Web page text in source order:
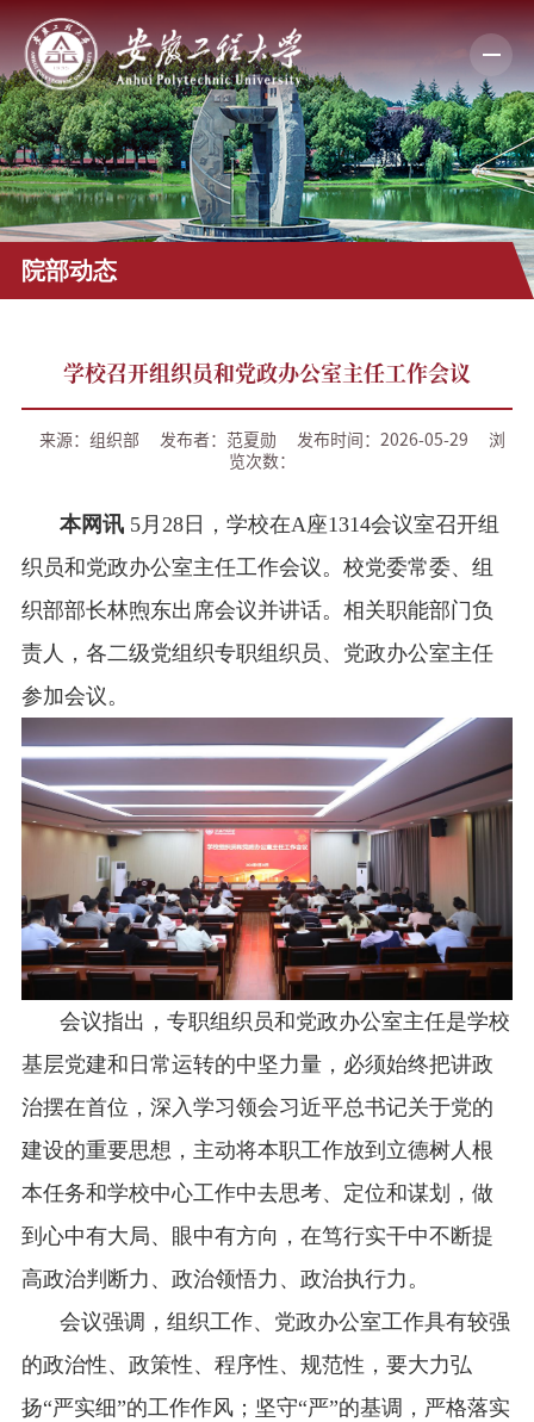
院部动态
学校召开组织员和党政办公室主任工作会议
来源：组织部 发布者：范夏勋 发布时间：2026-05-29
浏
览次数：
本网讯 5月 28日，学校在A座1314会议室召开组
织员和党政办公室主任工作会议。校党委常委、组
织部部长林煦东出席会议并讲话。相关职能部门负
责人，各二级党组织专职组织 员、党政办公室主任
参加会议。
会议指出， 专职组织员和党政办公室主任是学校
基层党建和日常运转的中坚力量，必须始终把讲政
治摆在首位，深入学习领会习近平总书记关于党的
建设的重要思想， 主动将本职工作放到立德树人根
本任务和学校中心工作中去思考、定位和谋划，做
到心中有大局、眼中有方向，在笃行实干中不断提
高政治判断力、政治领悟力、政治执行力。
会议强调，组织工作、党政办公室工作具有较强
的政治性、政策性、程序性、规范性， 要大力弘
扬“严实细”的工作作风；坚守“严”的基调，严格落实